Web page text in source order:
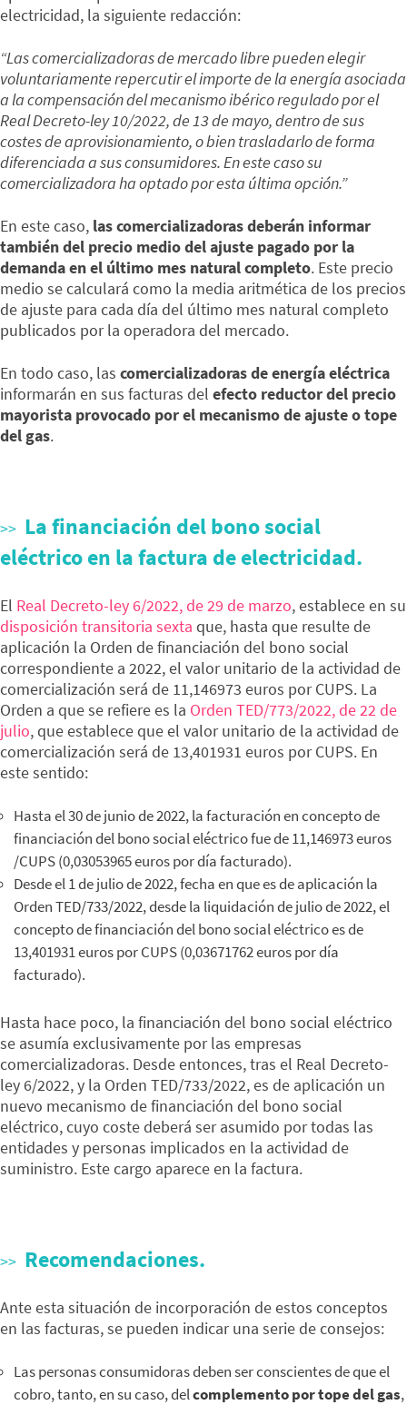
electricidad, la siguiente redacción:
“Las comercializadoras de mercado libre pueden elegir
voluntariamente repercutir el importe de la energía asociada
a la compensación del mecanismo ibérico regulado por el
Real Decreto-ley 10/2022, de 13 de mayo, dentro de sus
costes de aprovisionamiento, o bien trasladarlo de forma
diferenciada a sus consumidores. En este caso su
comercializadora ha optado por esta última opción.”
En este caso, las comercializadoras deberán informar
también del precio medio del ajuste pagado por la
demanda en el último mes natural completo. Este precio
medio se calculará como la media aritmética de los precios
de ajuste para cada día del último mes natural completo
publicados por la operadora del mercado.
En todo caso, las comercializadoras de energía eléctrica
informarán en sus facturas del efecto reductor del precio
mayorista provocado por el mecanismo de ajuste o tope
del gas.
La financiación del bono social
eléctrico en la factura de electricidad.
El Real Decreto-ley 6/2022, de 29 de marzo, establece en su
disposición transitoria sexta que, hasta que resulte de
aplicación la Orden de financiación del bono social
correspondiente a 2022, el valor unitario de la actividad de
comercialización será de 11,146973 euros por CUPS. La
Orden a que se refiere es la Orden TED/773/2022, de 22 de
julio, que establece que el valor unitario de la actividad de
comercialización será de 13,401931 euros por CUPS. En
este sentido:
Hasta el 30 de junio de 2022, la facturación en concepto de
financiación del bono social eléctrico fue de 11,146973 euros
/CUPS (0,03053965 euros por día facturado).
Desde el 1 de julio de 2022, fecha en que es de aplicación la
Orden TED/733/2022, desde la liquidación de julio de 2022, el
concepto de financiación del bono social eléctrico es de
13,401931 euros por CUPS (0,03671762 euros por día
facturado).
Hasta hace poco, la financiación del bono social eléctrico
se asumía exclusivamente por las empresas
comercializadoras. Desde entonces, tras el Real Decreto-
ley 6/2022, y la Orden TED/733/2022, es de aplicación un
nuevo mecanismo de financiación del bono social
eléctrico, cuyo coste deberá ser asumido por todas las
entidades y personas implicados en la actividad de
suministro. Este cargo aparece en la factura.
Recomendaciones.
Ante esta situación de incorporación de estos conceptos
en las facturas, se pueden indicar una serie de consejos:
Las personas consumidoras deben ser conscientes de que el
cobro, tanto, en su caso, delcomplemento por tope del gas,